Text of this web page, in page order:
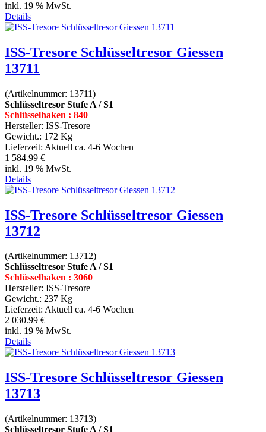
inkl. 19 % MwSt.
Details
ISS-Tresore Schlüsseltresor Giessen
13711
(Artikelnummer: 13711)
Schlüsseltresor Stufe A / S1
Schlüsselhaken : 840
Hersteller: ISS-Tresore
Gewicht.: 172 Kg
Lieferzeit: Aktuell ca. 4-6 Wochen
1 584.99 €
inkl. 19 % MwSt.
Details
ISS-Tresore Schlüsseltresor Giessen
13712
(Artikelnummer: 13712)
Schlüsseltresor Stufe A / S1
Schlüsselhaken : 3060
Hersteller: ISS-Tresore
Gewicht.: 237 Kg
Lieferzeit: Aktuell ca. 4-6 Wochen
2 030.99 €
inkl. 19 % MwSt.
Details
ISS-Tresore Schlüsseltresor Giessen
13713
(Artikelnummer: 13713)
Schlüsseltresor Stufe A / S1